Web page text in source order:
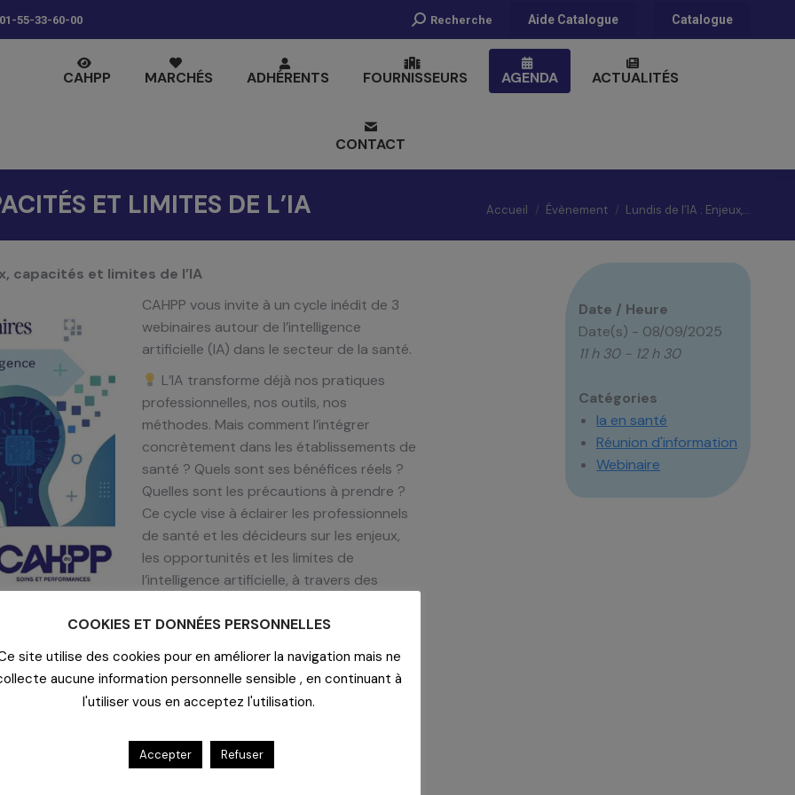
01-55-33-60-00
Recherche
Recherche Aide Catalogue Catalogue
CAHPP MARCHÉS ADHÉRENTS FOURNISSEURS AGENDA ACTUALITÉS
CONTACT
ET LIMITES DE L’IA Vous êtes ici :
Accueil Évènement Lundis de l’IA : Enjeux,…
Date / Heure
Date(s) - 08/09/2025
11 h 30 - 12 h 30
Catégories
Ia en santé
Réunion d'information
Webinaire
capacités et limites de l’IA
CAHPP vous invite à un cycle inédit de 3
webinaires autour de l’intelligence
artificielle (IA) dans le secteur de la santé.
L’IA transforme déjà nos pratiques
professionnelles, nos outils, nos
méthodes. Mais comment l’intégrer
concrètement dans les établissements de
santé ? Quels sont ses bénéfices réels ?
Quelles sont les précautions à prendre ?
Ce cycle vise à éclairer les professionnels
de santé et les décideurs sur les enjeux,
les opportunités et les limites de
l’intelligence artificielle, à travers des
des retours de terrain.
de santé
COOKIES ET DONNÉES PERSONNELLES
site utilise des cookies pour en améliorer la navigation mais ne
aucune information personnelle sensible , en continuant à
l'utiliser vous en acceptez l'utilisation.
Accepter Refuser